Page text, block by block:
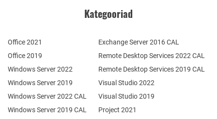
Kategooriad
Office 2021
Office 2019
Windows Server 2022
Windows Server 2019
Windows Server 2022 CAL
Windows Server 2019 CAL
Remote Desktop Services 2022 CAL
Remote Desktop Services 2019 CAL
Exchange Server 2016 CAL
Visual Studio 2022
Visual Studio 2019
Project 2021